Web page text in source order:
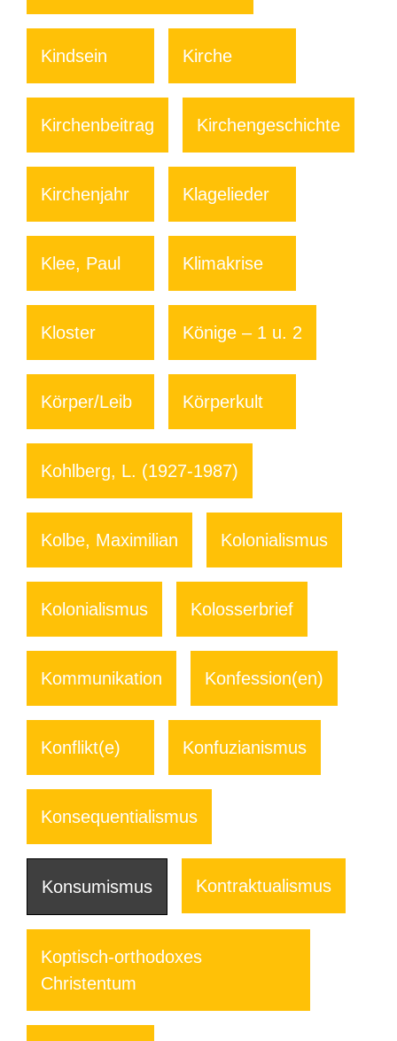
Kindsein Kirche
Kirchenbeitrag Kirchengeschichte
Kirchenjahr Klagelieder
Klee, Paul Klimakrise
Kloster Könige – 1 u. 2
Körper/Leib Körperkult
Kohlberg, L. (1927-1987)
Kolbe, Maximilian Kolonialismus
Kolonialismus Kolosserbrief
Kommunikation Konfession(en)
Konflikt(e) Konfuzianismus
Konsequentialismus
Konsumismus Kontraktualismus
Koptisch-orthodoxes
Christentum